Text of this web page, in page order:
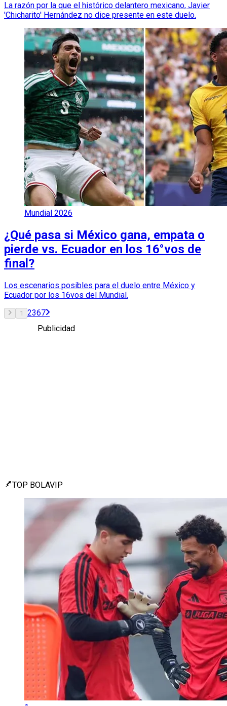
La razón por la que el histórico delantero mexicano, Javier
'Chicharito' Hernández no dice presente en este duelo.
Mundial 2026
¿Qué pasa si México gana, empata o
pierde vs. Ecuador en los 16°vos de
final?
Los escenarios posibles para el duelo entre México y
Ecuador por los 16vos del Mundial.
1 2367
Publicidad
TOP BOLAVIP